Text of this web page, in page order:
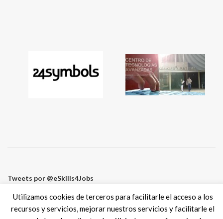
Tweets por @eSkills4Jobs
Utilizamos cookies de terceros para facilitarle el acceso a los
recursos y servicios, mejorar nuestros servicios y facilitarle el